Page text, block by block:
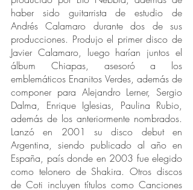
haber sido guitarrista de estudio de
Andrés Calamaro durante dos de sus
producciones. Produjo el primer disco de
Javier Calamaro, luego harían juntos el
álbum Chiapas, asesoró a los
emblemáticos Enanitos Verdes, además de
componer para Alejandro Lerner, Sergio
Dalma, Enrique Iglesias, Paulina Rubio,
además de los anteriormente nombrados.
Lanzó en 2001 su disco debut en
Argentina, siendo publicado al año en
España, país donde en 2003 fue elegido
como telonero de Shakira. Otros discos
de Coti incluyen títulos como Canciones